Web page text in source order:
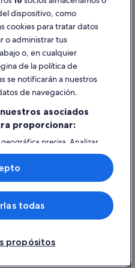
alquiler vacacional
Expedia Group. Todos los
de Expedia son marcas
de Expedia, Inc.
dispositivo, como
cookies para tratar datos
o administrar tus
o, en cualquier
de la política de
se notificarán a nuestros
de navegación.
asociados
proporcionar:
precisa. Analizar
del dispositivo para su
en un dispositivo
y contenido personalizados,
investigación de
propósitos
todas